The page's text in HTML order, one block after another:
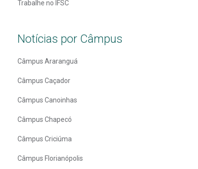
Trabalhe no IFSC
Notícias por Câmpus
Câmpus Araranguá
Câmpus Caçador
Câmpus Canoinhas
Câmpus Chapecó
Câmpus Criciúma
Câmpus Florianópolis